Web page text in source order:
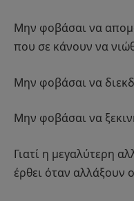
Μην φοβάσαι να
που σε κάνουν να
Μην φοβάσαι να
Μην φοβάσαι να
Γιατί η μεγαλύτερη
έρθει όταν αλλάξουν